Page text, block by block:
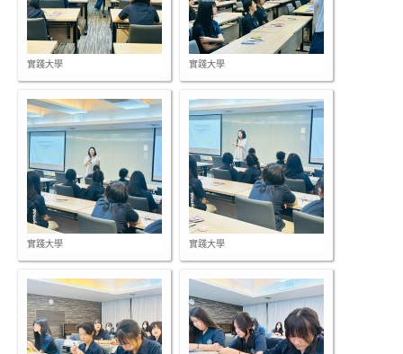
實踐大學 實踐大學
實踐大學 實踐大學